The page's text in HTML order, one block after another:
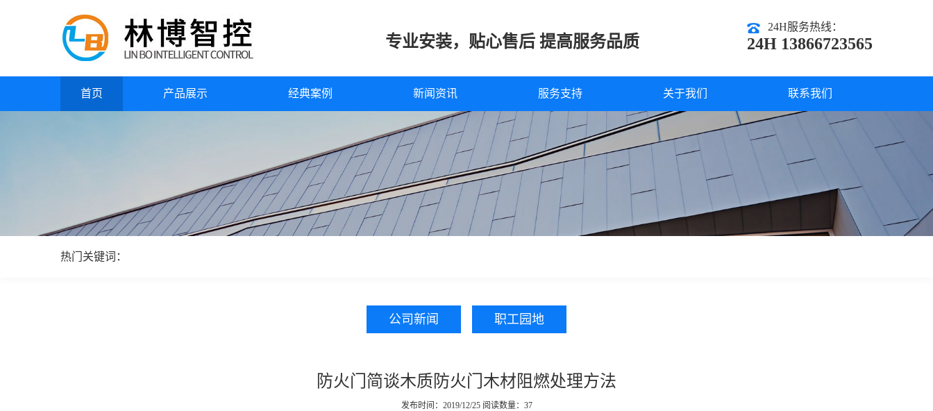
专业安装，贴心售后 提高服务品质
24H服务热线：
24H 13866723565
首页 产品展示 经典案例 新闻资讯 服务支持 关于我们 联系我们
热门关键词：
公司新闻 职工园地
防火门简谈木质防火门木材阻燃处理方法
发布时间：2019/12/25 阅读数量：37